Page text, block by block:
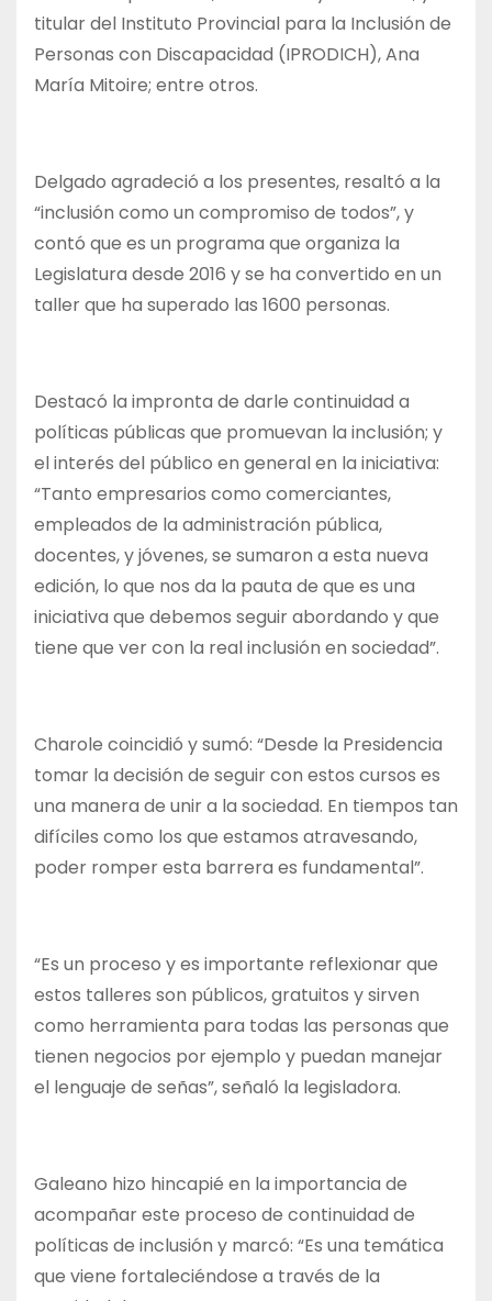
titular del Instituto Provincial para la Inclusión de
Personas con Discapacidad (IPRODICH), Ana
María Mitoire; entre otros.
Delgado agradeció a los presentes, resaltó a la
“inclusión como un compromiso de todos”, y
contó que es un programa que organiza la
Legislatura desde 2016 y se ha convertido en un
taller que ha superado las 1600 personas.
Destacó la impronta de darle continuidad a
políticas públicas que promuevan la inclusión; y
el interés del público en general en la iniciativa:
“Tanto empresarios como comerciantes,
empleados de la administración pública,
docentes, y jóvenes, se sumaron a esta nueva
edición, lo que nos da la pauta de que es una
iniciativa que debemos seguir abordando y que
tiene que ver con la real inclusión en sociedad”.
Charole coincidió y sumó: “Desde la Presidencia
tomar la decisión de seguir con estos cursos es
una manera de unir a la sociedad. En tiempos tan
difíciles como los que estamos atravesando,
poder romper esta barrera es fundamental”.
“Es un proceso y es importante reflexionar que
estos talleres son públicos, gratuitos y sirven
como herramienta para todas las personas que
tienen negocios por ejemplo y puedan manejar
el lenguaje de señas”, señaló la legisladora.
Galeano hizo hincapié en la importancia de
acompañar este proceso de continuidad de
políticas de inclusión y marcó: “Es una temática
que viene fortaleciéndose a través de la